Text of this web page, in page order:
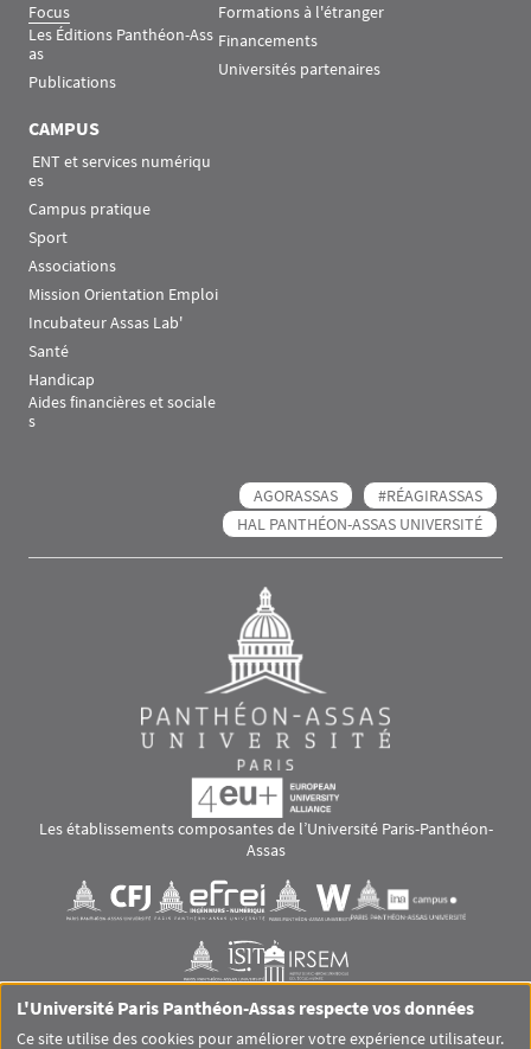
Focus
Les Éditions Panthéon-Ass
as
Publications
Formations à l'étranger
Financements
Universités partenaires
CAMPUS
es
Campus pratique
Sport
Associations
Mission Orientation Emploi
Incubateur Assas Lab'
Santé
Handicap
Aides financières et sociale
s
AGORASSAS
#RÉAGIRASSAS
HAL PANTHÉON-ASSAS UNIVERSITÉ
Les établissements composantes de l’Université Paris-Panthéon-
Assas
Visuel svgVisuel svg Visuel svgVisuel svg
Visuel svgVisuel svg
RS footer
L'Université Paris Panthéon-Assas respecte vos données
Ce site utilise des cookies pour améliorer votre expérience utilisateur.